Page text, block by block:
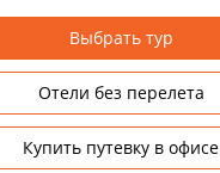
Выбрать тур
Отели без перелета
Купить путевку в офисе